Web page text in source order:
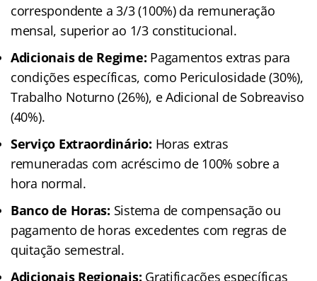
correspondente a 3/3 (100%) da remuneração
mensal, superior ao 1/3 constitucional.
Adicionais de Regime: Pagamentos extras para
condições específicas, como Periculosidade (30%),
Trabalho Noturno (26%), e Adicional de Sobreaviso
(40%).
Serviço Extraordinário: Horas extras
remuneradas com acréscimo de 100% sobre a
hora normal.
Banco de Horas: Sistema de compensação ou
pagamento de horas excedentes com regras de
quitação semestral.
Adicionais Regionais: Gratificações específicas